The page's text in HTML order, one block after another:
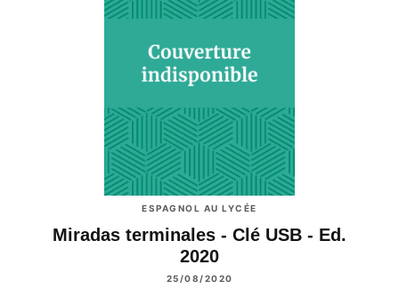
ESPAGNOL AU LYCÉE
Miradas terminales - Clé USB - Ed.
2020
25/08/2020